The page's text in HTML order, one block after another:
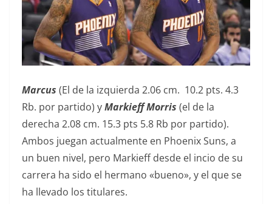
Marcus (El de la izquierda 2.06 cm. 10.2 pts. 4.3
Rb. por partido) yMarkieff Morris (el de la
derecha 2.08 cm. 15.3 pts 5.8 Rb por partido).
Ambos juegan actualmente en Phoenix Suns, a
un buen nivel, pero Markieff desde el incio de su
carrera ha sido el hermano «bueno», y el que se
ha llevado los titulares.